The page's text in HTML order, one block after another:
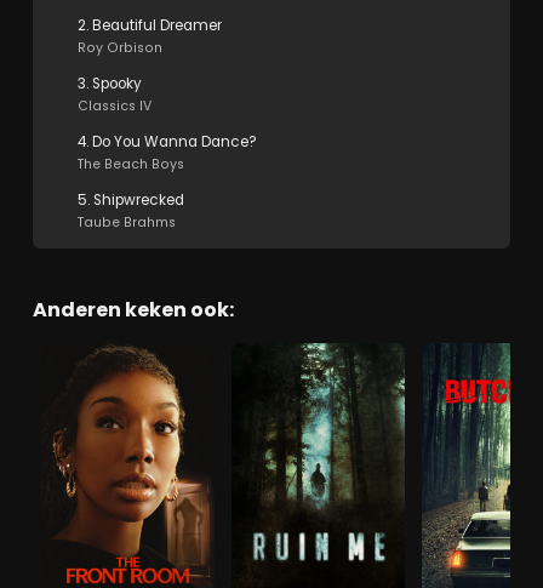
2. Beautiful Dreamer
Roy Orbison
3. Spooky
Classics IV
4. Do You Wanna Dance?
The Beach Boys
5. Shipwrecked
Taube Brahms
Anderen keken ook: